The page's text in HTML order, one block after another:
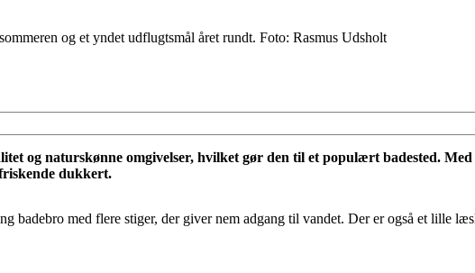
og et yndet udflugtsmål året rundt. Foto: Rasmus Udsholt
og naturskønne omgivelser, hvilket gør den til et populært badested.
dukkert.
badebro med flere stiger, der giver nem adgang til vandet. Der er også et lille